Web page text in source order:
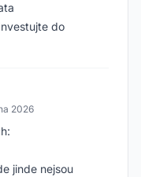
do
2026
jinde nejsou